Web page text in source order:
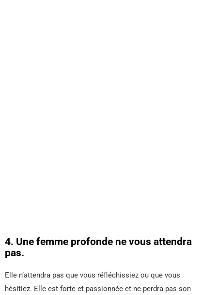
4. Une femme profonde ne vous attendra
pas.
Elle n’attendra pas que vous réfléchissiez ou que vous
hésitiez. Elle est forte et passionnée et ne perdra pas son